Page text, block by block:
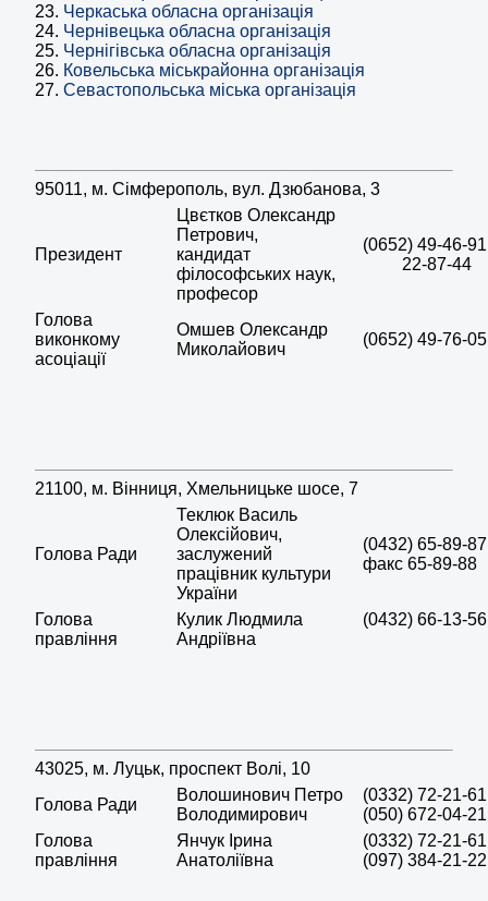
Черкаська обласна організація
Чернівецька обласна організація
Чернігівська обласна організація
Ковельська міськрайонна організація
Севастопольська міська організація
95011, м. Сімферополь, вул. Дзюбанова, 3
Президент
Цвєтков Олександр
Петрович,
кандидат
філософських наук,
професор
(0652) 49-46-91
22-87-44
Голова
виконкому
асоціації
Омшев Олександр
Миколайович
(0652) 49-76-05
21100, м. Вінниця, Хмельницьке шосе, 7
Голова Ради
Теклюк Василь
Олексійович,
заслужений
працівник культури
України
(0432) 65-89-87
факс 65-89-88
Голова
правління
Кулик Людмила
Андріївна
(0432) 66-13-
43025, м. Луцьк, проспект Волі, 10
Голова Ради
Волошинович Петро
Володимирович
(0332) 72-21-
(050) 672-04-21
Голова
правління
Янчук Ірина
Анатоліївна
(0332) 72-21-
(097) 384-21-22